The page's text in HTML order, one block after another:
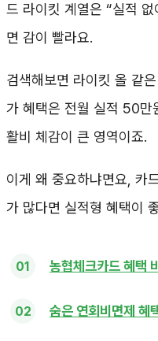
드 라이킷 계열은 “실적
면 감이 빨라요.
검색해보면 라이킷 올 같
가 혜택은 전월 실적 50만
활비 체감이 큰 영역이죠.
이게 왜 중요하냐면요, 카
가 많다면 실적형 혜택이
농협체크카드 혜택
숨은 연회비면제 혜